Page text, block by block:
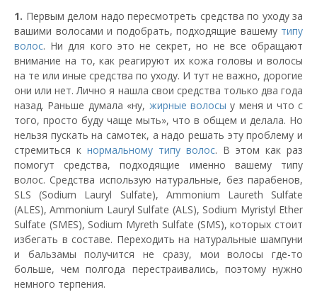
1. Первым делом надо пересмотреть средства по уходу за
вашими волосами и подобрать, подходящие вашему типу
волос. Ни для кого это не секрет, но не все обращают
внимание на то, как реагируют их кожа головы и волосы
на те или иные средства по уходу. И тут не важно, дорогие
они или нет. Лично я нашла свои средства только два года
назад. Раньше думала «ну, жирные волосы у меня и что с
того, просто буду чаще мыть», что в общем и делала. Но
нельзя пускать на самотек, а надо решать эту проблему и
стремиться к нормальному типу волос. В этом как раз
помогут средства, подходящие именно вашему типу
волос. Средства использую натуральные, без парабенов,
SLS (Sodium Lauryl Sulfate), Ammonium Laureth Sulfate
(ALES), Ammonium Lauryl Sulfate (ALS), Sodium Myristyl Ether
Sulfate (SMES), Sodium Myreth Sulfate (SMS), которых стоит
избегать в составе. Переходить на натуральные шампуни
и бальзамы получится не сразу, мои волосы где-то
больше, чем полгода перестраивались, поэтому нужно
немного терпения.